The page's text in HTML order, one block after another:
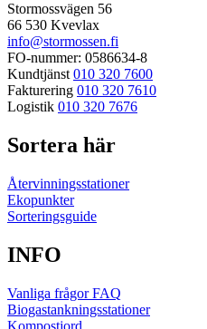
Stormossvägen 56
66 530 Kvevlax
info@stormossen.fi
FO-nummer: 0586634-8
Kundtjänst 010 320 7600
Fakturering 010 320 7610
Logistik 010 320 7676
Sortera här
Återvinningsstationer
Ekopunkter
Sorteringsguide
INFO
Vanliga frågor FAQ
Biogastankningsstationer
Kompostjord